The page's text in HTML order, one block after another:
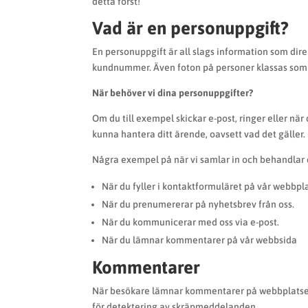
Vad är en personuppgift?
En personuppgift är all slags information som
kundnummer. Även foton på personer klassas
När behöver vi dina personuppgifter?
Om du till exempel skickar e-post, ringer eller
kunna hantera ditt ärende, oavsett vad det gäller.
Några exempel på när vi samlar in och
När du fyller i kontaktformuläret på vår
När du prenumererar på nyhetsbrev från oss.
När du kommunicerar med oss via e-post.
När du lämnar kommentarer på vår webbsida
Kommentarer
När besökare lämnar kommentarer på